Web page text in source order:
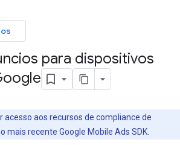
para dispositivos
acesso aos recursos de compliance de
mais recente Google Mobile Ads SDK